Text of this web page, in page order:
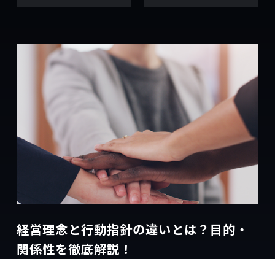
経営理念と行動指針の違いとは？目的・
関係性を徹底解説！